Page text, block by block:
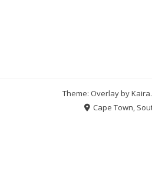
Theme: Overlay byKaira.
Cape Town,